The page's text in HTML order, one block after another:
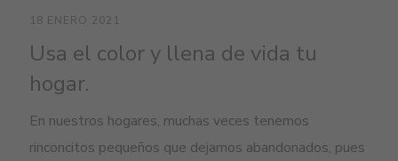
Usa el color y llena de vida tu
hogar.
18 ENERO 2021
En nuestros hogares, muchas veces tenemos
rinconcitos pequeños que dejamos abandonados, pues